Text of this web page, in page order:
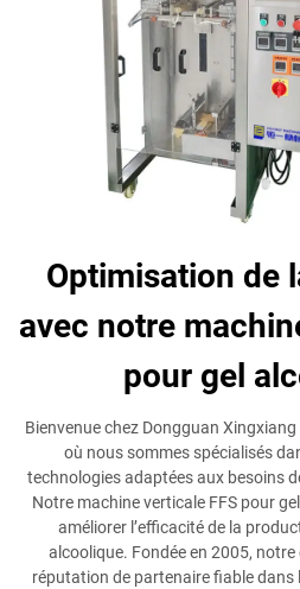
Optimisation de
avec notre
pour gel
Bienvenue chez Dongguan
où nous sommes spécialisés
technologies adaptées aux besoins
Notre machine verticale FFS pour
améliorer l’efficacité de la
alcoolique. Fondée en 2005, notre
réputation de partenaire fiable dans